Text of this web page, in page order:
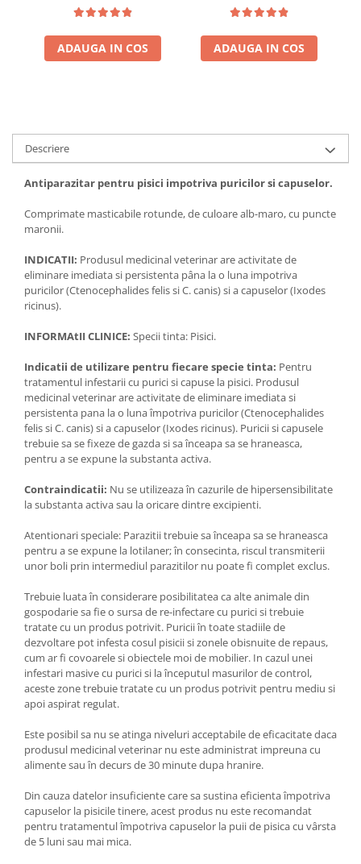
ADAUGA IN COS ADAUGA IN COS
Descriere
Antiparazitar pentru pisici impotriva puricilor si capuselor.
Comprimate masticabile rotunde, de culoare alb-maro, cu puncte
maronii.
INDICATII: Produsul medicinal veterinar are activitate de
eliminare imediata si persistenta pâna la o luna impotriva
puricilor (Ctenocephalides felis si C. canis) si a capuselor (Ixodes
ricinus).
INFORMAtII CLINICE: Specii tinta: Pisici.
Indicatii de utilizare pentru fiecare specie tinta: Pentru
tratamentul infestarii cu purici si capuse la pisici. Produsul
medicinal veterinar are activitate de eliminare imediata si
persistenta pana la o luna împotriva puricilor (Ctenocephalides
felis si C. canis) si a capuselor (Ixodes ricinus). Puricii si capusele
trebuie sa se fixeze de gazda si sa înceapa sa se hraneasca,
pentru a se expune la substanta activa.
Contraindicatii: Nu se utilizeaza în cazurile de hipersensibilitate
la substanta activa sau la oricare dintre excipienti.
Atentionari speciale: Parazitii trebuie sa înceapa sa se hraneasca
pentru a se expune la lotilaner; în consecinta, riscul transmiterii
unor boli prin intermediul parazitilor nu poate fi complet exclus.
Trebuie luata în considerare posibilitatea ca alte animale din
gospodarie sa fie o sursa de re-infectare cu purici si trebuie
tratate cu un produs potrivit. Puricii în toate stadiile de
dezvoltare pot infesta cosul pisicii si zonele obisnuite de repaus,
cum ar fi covoarele si obiectele moi de mobilier. In cazul unei
infestari masive cu purici si la începutul masurilor de control,
aceste zone trebuie tratate cu un produs potrivit pentru mediu si
apoi aspirat regulat.
Este posibil sa nu se atinga niveluri acceptabile de eficacitate daca
produsul medicinal veterinar nu este administrat impreuna cu
alimente sau în decurs de 30 minute dupa hranire.
Din cauza datelor insuficiente care sa sustina eficienta împotriva
capuselor la pisicile tinere, acest produs nu este recomandat
pentru tratamentul împotriva capuselor la puii de pisica cu vârsta
de 5 luni sau mai mica.